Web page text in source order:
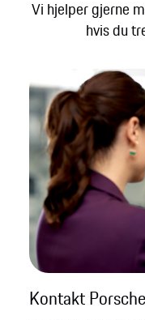
Vi hjelper gjerne
hvis du
Kontakt